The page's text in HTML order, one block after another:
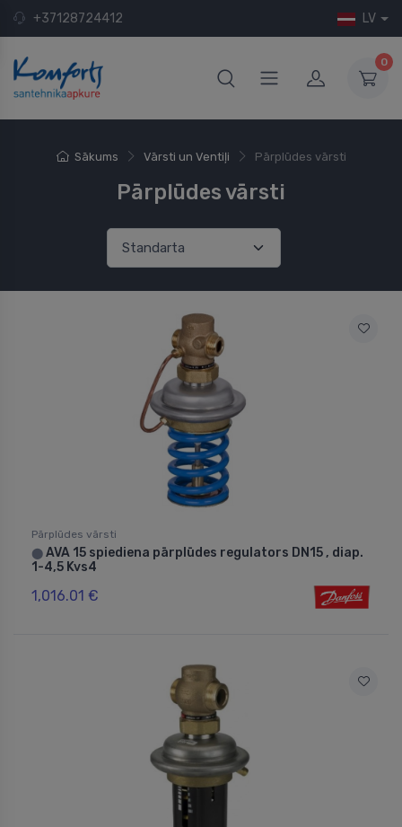
+37128724412 LV
0
Sākums Vārsti un Ventiļi Pārplūdes vārsti
Pārplūdes vārsti
Pārplūdes vārsti
⬤ AVA 15 spiediena pārplūdes regulators DN15 , diap.
1-4,5 Kvs4
1,016.01 €